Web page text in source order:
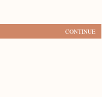
CONTINUE